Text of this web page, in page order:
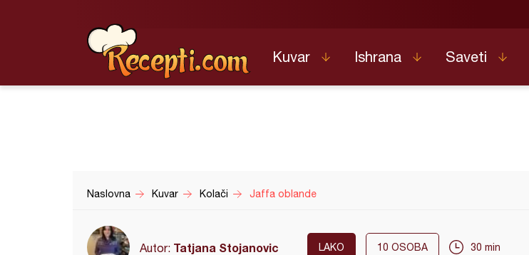
Kuvar Ishrana Saveti
Naslovna Kuvar Kolači Jaffa oblande
Autor: Tatjana Stojanovic LAKO 10 OSOBA 30 min